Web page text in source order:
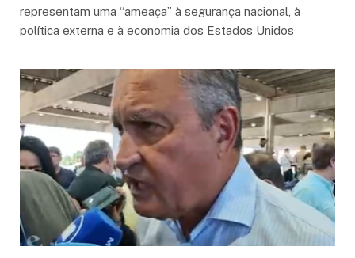
representam uma “ameaça” à segurança nacional, à
política externa e à economia dos Estados Unidos